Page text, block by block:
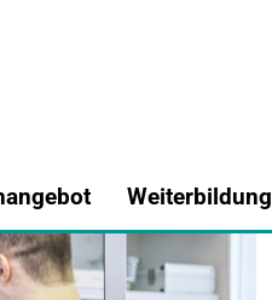
Weiterbildung